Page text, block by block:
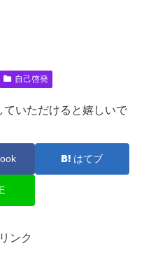
自己啓発
いただけると嬉しいで
はてブ
ンク